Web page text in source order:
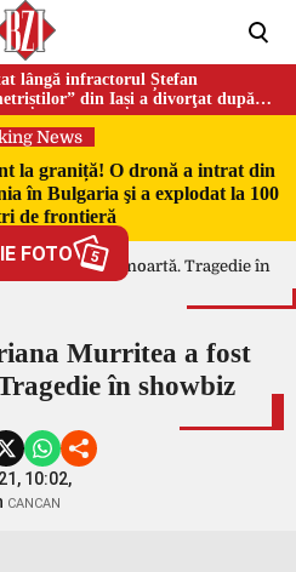
lângă infractorul Ștefan
din Iași a divorţat după
News
la graniță! O dronă a intrat din
în Bulgaria şi a explodat la 100
de frontieră
FOTO 5
Murritea a fost
în showbiz
10:02,
CANCAN